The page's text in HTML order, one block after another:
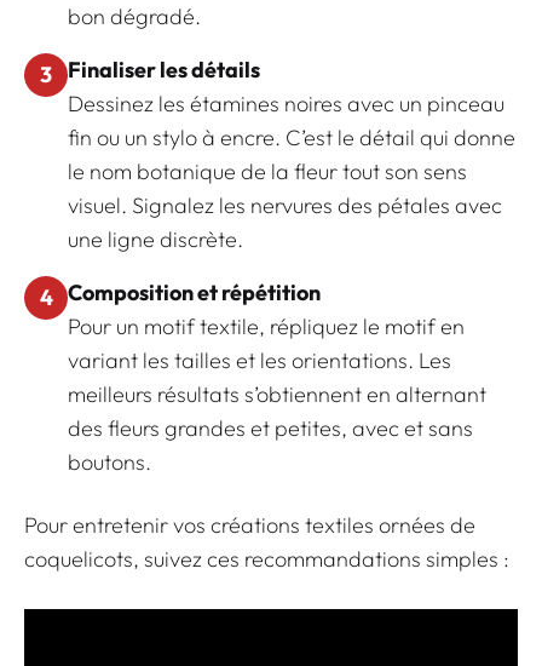
bon dégradé.
3
Finaliser les détails
Dessinez les étamines noires avec un pinceau
fin ou un stylo à encre. C’est le détail qui donne
le nom botanique de la fleur tout son sens
visuel. Signalez les nervures des pétales avec
une ligne discrète.
4 Composition et répétition
Pour un motif textile, répliquez le motif en
variant les tailles et les orientations. Les
meilleurs résultats s’obtiennent en alternant
des fleurs grandes et petites, avec et sans
boutons.
Pour entretenir vos créations textiles ornées de
coquelicots, suivez ces recommandations simples :